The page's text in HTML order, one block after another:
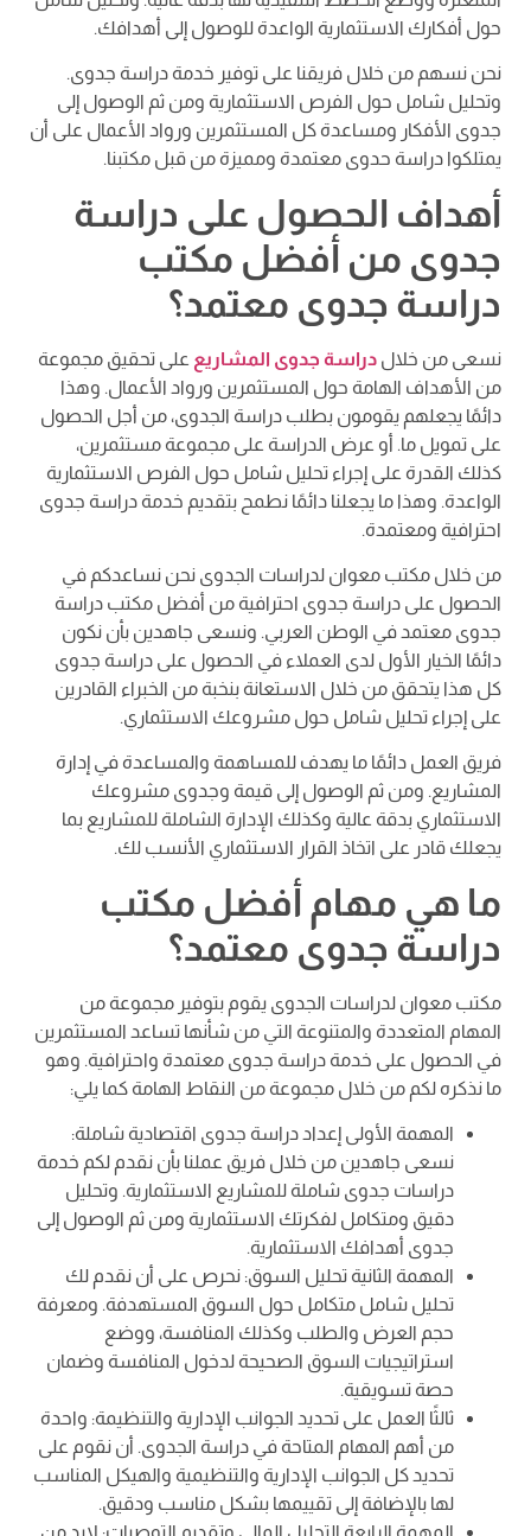
حول أفكارك الاستثمارية الواعدة للوصول إلى أهدافك.
نحن نسهم من خلال فريقنا على توفير خدمة دراسة جدوى.
وتحليل شامل حول الفرص الاستثمارية ومن ثم الوصول إلى
جدوى الأفكار ومساعدة كل المستثمرين ورواد الأعمال على أن
يمتلكوا دراسة حدوى معتمدة ومميزة من قبل مكتبنا.
أهداف الحصول على دراسة
جدوى من أفضل مكتب
دراسة جدوى معتمد؟
نسعى من خلال دراسة جدوى المشاريع على تحقيق مجموعة
من الأهداف الهامة حول المستثمرين ورواد الأعمال. وهذا
دائمًا يجعلهم يقومون بطلب دراسة الجدوى، من أجل الحصول
على تمويل ما. أو عرض الدراسة على مجموعة مستثمرين،
كذلك القدرة على إجراء تحليل شامل حول الفرص الاستثمارية
الواعدة. وهذا ما يجعلنا دائمًا نطمح بتقديم خدمة دراسة جدوى
احترافية ومعتمدة.
من خلال مكتب معوان لدراسات الجدوى نحن نساعدكم في
الحصول على دراسة جدوى احترافية من أفضل مكتب دراسة
جدوى معتمد في الوطن العربي. ونسعى جاهدين بأن نكون
دائمًا الخيار الأول لدى العملاء في الحصول على دراسة جدوى
كل هذا يتحقق من خلال الاستعانة بنخبة من الخبراء القادرين
على إجراء تحليل شامل حول مشروعك الاستثماري.
فريق العمل دائمًا ما يهدف للمساهمة والمساعدة في إدارة
المشاريع. ومن ثم الوصول إلى قيمة وجدوى مشروعك
الاستثماري بدقة عالية وكذلك الإدارة الشاملة للمشاريع بما
يجعلك قادر على اتخاذ القرار الاستثماري الأنسب لك.
ما هي مهام أفضل مكتب
دراسة جدوى معتمد؟
مكتب معوان لدراسات الجدوى يقوم بتوفير مجموعة من
المهام المتعددة والمتنوعة التي من شأنها تساعد المستثمرين
في الحصول على خدمة دراسة جدوى معتمدة واحترافية. وهو
ما نذكره لكم من خلال مجموعة من النقاط الهامة كما يلي:
المهمة الأولى إعداد دراسة جدوى اقتصادية شاملة:
نسعى جاهدين من خلال فريق عملنا بأن نقدم لكم خدمة
دراسات جدوى شاملة للمشاريع الاستثمارية. وتحليل
دقيق ومتكامل لفكرتك الاستثمارية ومن ثم الوصول إلى
جدوى أهدافك الاستثمارية.
المهمة الثانية تحليل السوق: نحرص على أن نقدم لك
تحليل شامل متكامل حول السوق المستهدفة. ومعرفة
حجم العرض والطلب وكذلك المنافسة، ووضع
استراتيجيات السوق الصحيحة لدخول المنافسة وضمان
حصة تسويقية.
ثالثًا العمل على تحديد الجوانب الإدارية والتنظيمة: واحدة
من أهم المهام المتاحة في دراسة الجدوى. أن نقوم على
تحديد كل الجوانب الإدارية والتنظيمية والهيكل المناسب
لها بالإضافة إلى تقييمها بشكل مناسب ودقيق.